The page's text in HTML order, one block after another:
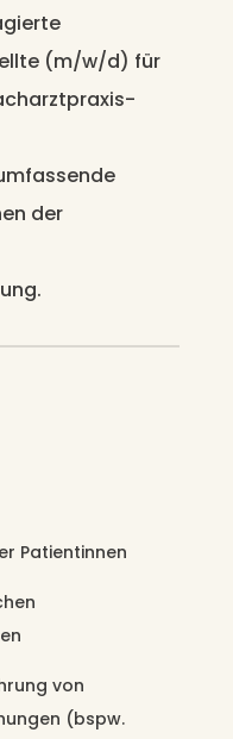
(m/w/d) für
der
Patientinnen
von
(bspw.